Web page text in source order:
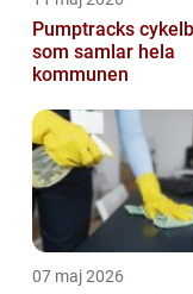
Pumptracks cykelbanor
som samlar hela
kommunen
07 maj 2026